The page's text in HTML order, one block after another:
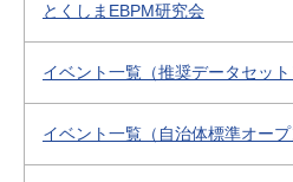
とくしまEBPM研究会
イベント一覧（推奨データセット
イベント一覧（自治体標準オープ